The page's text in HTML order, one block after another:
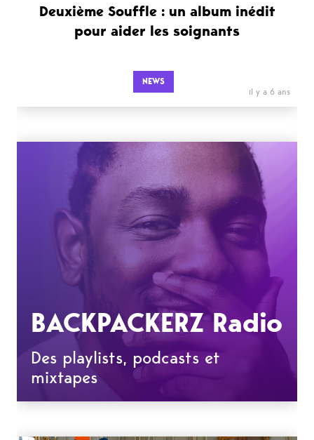
Deuxième Souffle : un album inédit
pour aider les soignants
NEWS
il y a 6 ans
BACKPACKERZ Radio
Des playlists, podcasts et
mixtapes